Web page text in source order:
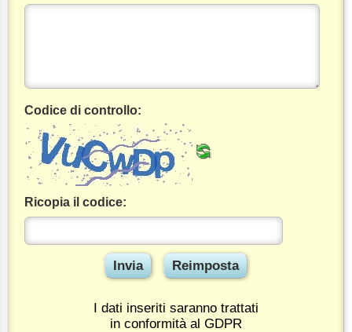
Codice di controllo:
Ricopia il codice:
I dati inseriti saranno trattati
in conformità al GDPR